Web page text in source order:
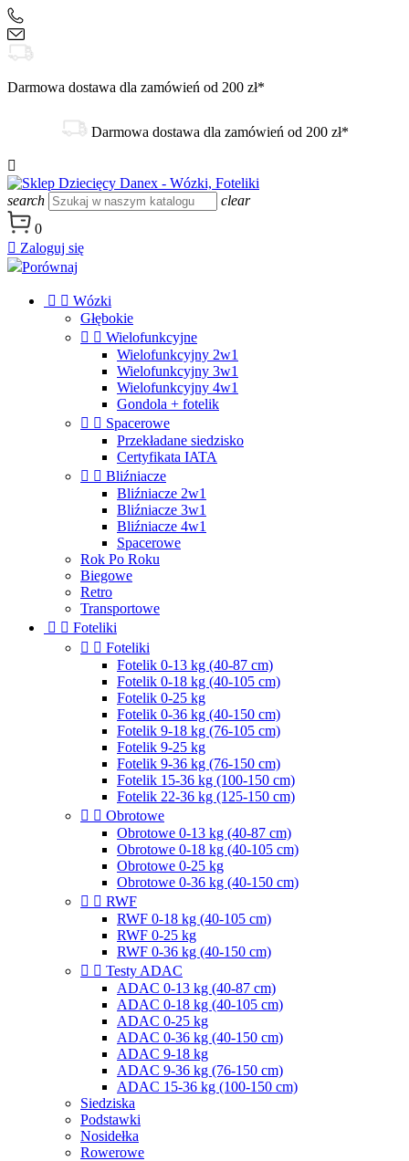
Darmowa dostawa dla zamówień od 200 zł*
Darmowa dostawa dla zamówień od 200 zł*

search
clear
0
 Zaloguj się
Porównaj
  Wózki
Głębokie
  Wielofunkcyjne
Wielofunkcyjny 2w1
Wielofunkcyjny 3w1
Wielofunkcyjny 4w1
Gondola + fotelik
  Spacerowe
Przekładane siedzisko
Certyfikata IATA
  Bliźniacze
Bliźniacze 2w1
Bliźniacze 3w1
Bliźniacze 4w1
Spacerowe
Rok Po Roku
Biegowe
Retro
Transportowe
  Foteliki
  Foteliki
Fotelik 0-13 kg (40-87 cm)
Fotelik 0-18 kg (40-105 cm)
Fotelik 0-25 kg
Fotelik 0-36 kg (40-150 cm)
Fotelik 9-18 kg (76-105 cm)
Fotelik 9-25 kg
Fotelik 9-36 kg (76-150 cm)
Fotelik 15-36 kg (100-150 cm)
Fotelik 22-36 kg (125-150 cm)
  Obrotowe
Obrotowe 0-13 kg (40-87 cm)
Obrotowe 0-18 kg (40-105 cm)
Obrotowe 0-25 kg
Obrotowe 0-36 kg (40-150 cm)
  RWF
RWF 0-18 kg (40-105 cm)
RWF 0-25 kg
RWF 0-36 kg (40-150 cm)
  Testy ADAC
ADAC 0-13 kg (40-87 cm)
ADAC 0-18 kg (40-105 cm)
ADAC 0-25 kg
ADAC 0-36 kg (40-150 cm)
ADAC 9-18 kg
ADAC 9-36 kg (76-150 cm)
ADAC 15-36 kg (100-150 cm)
Siedziska
Podstawki
Nosidełka
Rowerowe